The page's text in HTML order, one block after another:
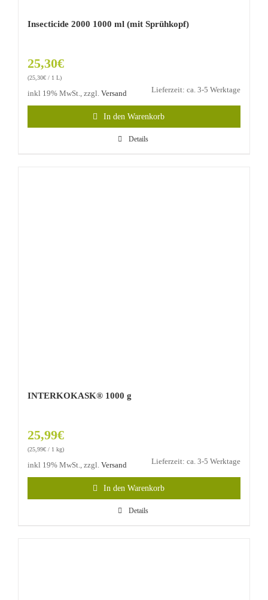
Insecticide 2000 1000 ml (mit Sprühkopf)
25,30€
(25,30€ / 1 L)
inkl 19% MwSt., zzgl. Versand Lieferzeit: ca. 3-5 Werktage
In den Warenkorb
Details
INTERKOKASK® 1000 g
25,99€
(25,99€ / 1 kg)
inkl 19% MwSt., zzgl. Versand Lieferzeit: ca. 3-5 Werktage
In den Warenkorb
Details